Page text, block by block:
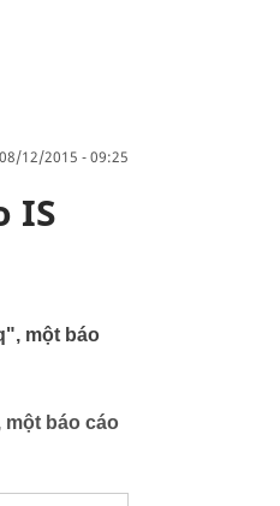
12/2015 - 09:25
IS
một báo
báo cáo